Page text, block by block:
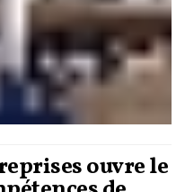
ouvre le